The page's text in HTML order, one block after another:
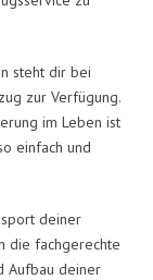
steht dir bei
zur Verfügung.
im Leben ist
einfach und
deiner
die fachgerechte
Aufbau deiner